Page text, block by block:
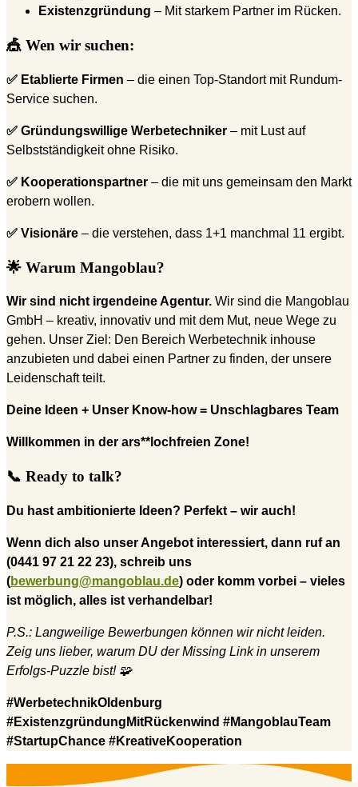
Existenzgründung – Mit starkem Partner im Rücken.
🎪 Wen wir suchen:
✅ Etablierte Firmen – die einen Top-Standort mit Rundum-
Service suchen.
✅ Gründungswillige Werbetechniker – mit Lust auf
Selbstständigkeit ohne Risiko.
✅ Kooperationspartner – die mit uns gemeinsam den Markt
erobern wollen.
✅ Visionäre – die verstehen, dass 1+1 manchmal 11 ergibt.
🌟 Warum Mangoblau?
Wir sind nicht irgendeine Agentur. Wir sind die Mangoblau
GmbH – kreativ, innovativ und mit dem Mut, neue Wege zu
gehen. Unser Ziel: Den Bereich Werbetechnik inhouse
anzubieten und dabei einen Partner zu finden, der unsere
Leidenschaft teilt.
Deine Ideen + Unser Know-how = Unschlagbares Team
Willkommen in der ars**lochfreien Zone!
📞 Ready to talk?
Du hast ambitionierte Ideen? Perfekt – wir auch!
Wenn dich also unser Angebot interessiert, dann ruf an
(0441 97 21 22 23), schreib uns
(bewerbung@mangoblau.de) oder komm vorbei – vieles
ist möglich, alles ist verhandelbar!
P.S.: Langweilige Bewerbungen können wir nicht leiden.
Zeig uns lieber, warum DU der Missing Link in unserem
Erfolgs-Puzzle bist! 🧩
#WerbetechnikOldenburg
#ExistenzgründungMitRückenwind #MangoblauTeam
#StartupChance #KreativeKooperation